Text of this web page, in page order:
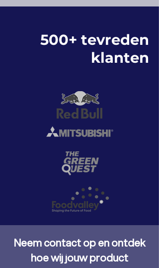
500+ tevreden
klanten
Neem contact op en ontdek
hoe wij jouw product